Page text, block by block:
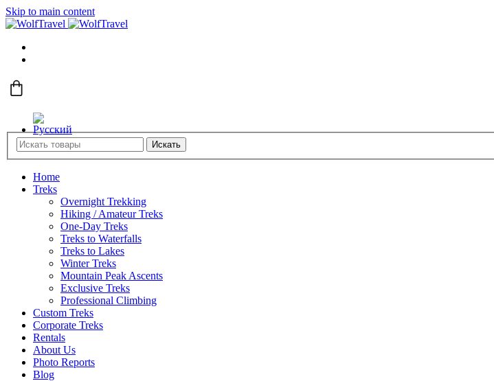
Skip to main content
Искать
Home
Treks
Overnight Trekking
Hiking / Amateur Treks
One-Day Treks
Treks to Waterfalls
Treks to Lakes
Winter Treks
Mountain Peak Ascents
Exclusive Treks
Professional Climbing
Custom Treks
Corporate Treks
Rentals
About Us
Photo Reports
Blog